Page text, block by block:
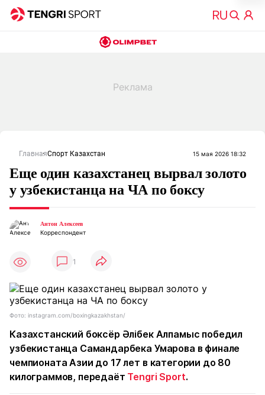
ГлавнаяСпорт Казахстан 15 мая 2026 18:32
Еще один казахстанец вырвал золото
у узбекистанца на ЧА по боксу
Антон Алексеев
Корреспондент
1
Фото: instagram.com/boxingkazakhstan/
Казахстанский боксёр Әлібек Алпамыс победил
узбекистанца Самандарбека Умарова в финале
чемпионата Азии до 17 лет в категории до 80
килограммов, передаёт Tengri Sport.